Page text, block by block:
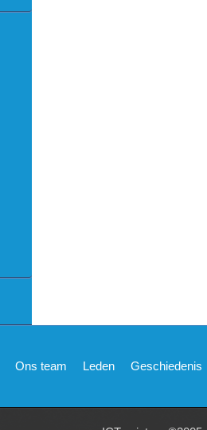
Ons team Leden Geschiedenis